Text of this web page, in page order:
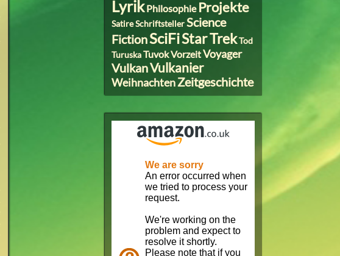
LyrikPhilosophie Projekte
SatireSchriftsteller Science
FictionSciFiStar TrekTod
Turuska TuvokVorzeitVoyager
VulkanVulkanier
WeihnachtenZeitgeschichte